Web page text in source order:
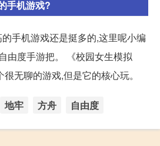
手机游戏?
手机游戏还是挺多的,这里呢小编
由度手游把。 《校园女生模拟
无聊的游戏,但是它的核心玩。
地牢 方舟 自由度